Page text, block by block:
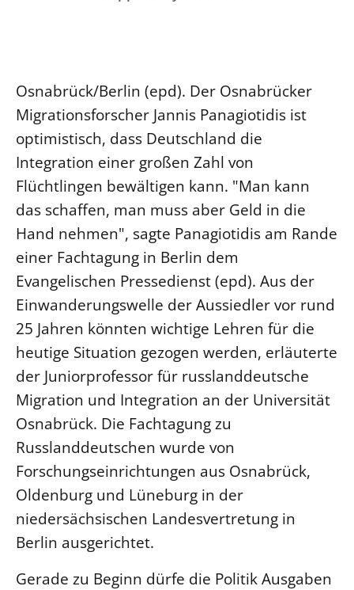
Osnabrück/Berlin (epd). Der Osnabrücker
Migrationsforscher Jannis Panagiotidis ist
optimistisch, dass Deutschland die
Integration einer großen Zahl von
Flüchtlingen bewältigen kann. "Man kann
das schaffen, man muss aber Geld in die
Hand nehmen", sagte Panagiotidis am Rande
einer Fachtagung in Berlin dem
Evangelischen Pressedienst (epd). Aus der
Einwanderungswelle der Aussiedler vor rund
25 Jahren könnten wichtige Lehren für die
heutige Situation gezogen werden, erläuterte
der Juniorprofessor für russlanddeutsche
Migration und Integration an der Universität
Osnabrück. Die Fachtagung zu
Russlanddeutschen wurde von
Forschungseinrichtungen aus Osnabrück,
Oldenburg und Lüneburg in der
niedersächsischen Landesvertretung in
Berlin ausgerichtet.
Gerade zu Beginn dürfe die Politik Ausgaben
LANDESKIRCHENAMT
Willkommen
Kollegium
Abteilungen des Landeskirchenamts
Rechnungsprüfungsamt
Fachstelle Sexualisierte Gewalt
Beschwerdestellen
Kirchenämter
Gleichstellung
Datenschutz
Geschäftsstelle Landessynode
LANDESSYNODE
27. Landessynode
Kontakt
MITARBEIT
Ehrenamt
Beruf
Freie Stellen
Positionen
Ökumene
Religionen
Nachhaltigkeit
Erneuerbare Energien
Mobilität
Naturschutz
Gebäude
Barrierefreiheit
Presse
Freie Stellen
Service für Gemeinden
Suche